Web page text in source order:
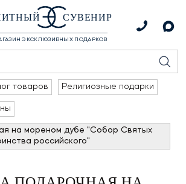
СУВЕНИР
ЭКСКЛЮЗИВНЫХ ПОДАРКОВ
товаров Религиозные подарки
на мореном дубе "Собор Святых
российского"